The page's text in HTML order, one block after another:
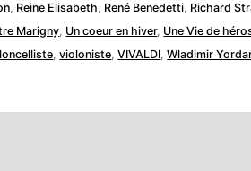
, Reine Elisabeth, René Benedetti, Richard
Marigny, Un coeur en hiver, Une Vie de
,violoniste,VIVALDI,Wladimir